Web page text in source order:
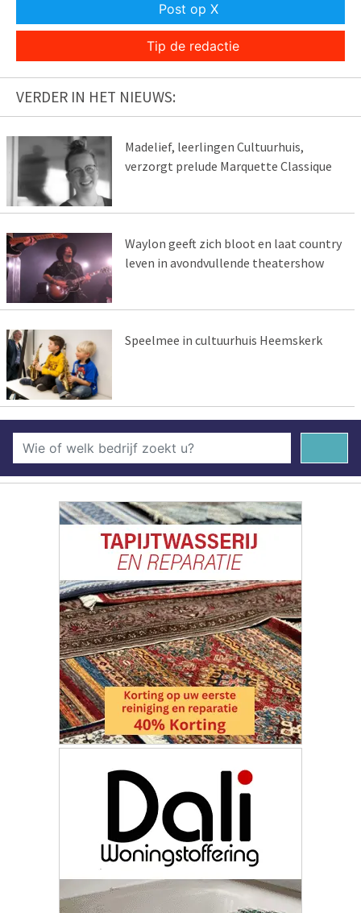
Post op X
Tip de redactie
VERDER IN HET NIEUWS:
Madelief, leerlingen Cultuurhuis,
verzorgt prelude Marquette Classique
Waylon geeft zich bloot en laat country
leven in avondvullende theatershow
Speelmee in cultuurhuis Heemskerk